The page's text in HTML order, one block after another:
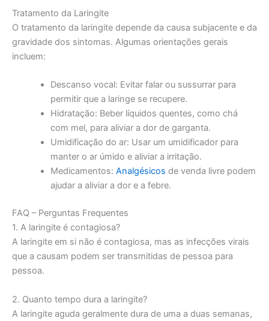
Tratamento da Laringite
O tratamento da laringite depende da causa subjacente e da
gravidade dos sintomas. Algumas orientações gerais
incluem:
Descanso vocal: Evitar falar ou sussurrar para
permitir que a laringe se recupere.
Hidratação: Beber líquidos quentes, como chá
com mel, para aliviar a dor de garganta.
Umidificação do ar: Usar um umidificador para
manter o ar úmido e aliviar a irritação.
Medicamentos: Analgésicos de venda livre podem
ajudar a aliviar a dor e a febre.
FAQ – Perguntas Frequentes
1. A laringite é contagiosa?
A laringite em si não é contagiosa, mas as infecções virais
que a causam podem ser transmitidas de pessoa para
pessoa.
2. Quanto tempo dura a laringite?
A laringite aguda geralmente dura de uma a duas semanas,